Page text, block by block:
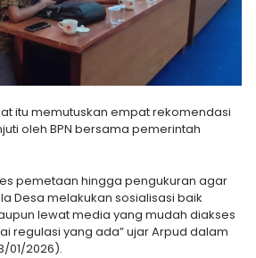
itu memutuskan empat rekomendasi
oleh BPN bersama pemerintah
pemetaan hingga pengukuran agar
Desa melakukan sosialisasi baik
lewat media yang mudah diakses
regulasi yang ada” ujar Arpud dalam
01/2026).